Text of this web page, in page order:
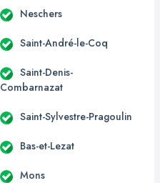
Neschers
Saint-André-le-Coq
Saint-Denis-
Combarnazat
Saint-Sylvestre-Pragoulin
Bas-et-Lezat
Mons